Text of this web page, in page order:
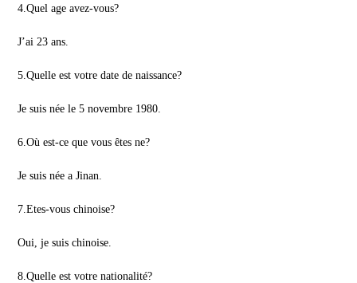
4.Quel age avez-vous?
J’ai 23 ans.
5.Quelle est votre date de naissance?
Je suis née le 5 novembre 1980.
6.Où est-ce que vous êtes ne?
Je suis née a Jinan.
7.Etes-vous chinoise?
Oui, je suis chinoise.
8.Quelle est votre nationalité?